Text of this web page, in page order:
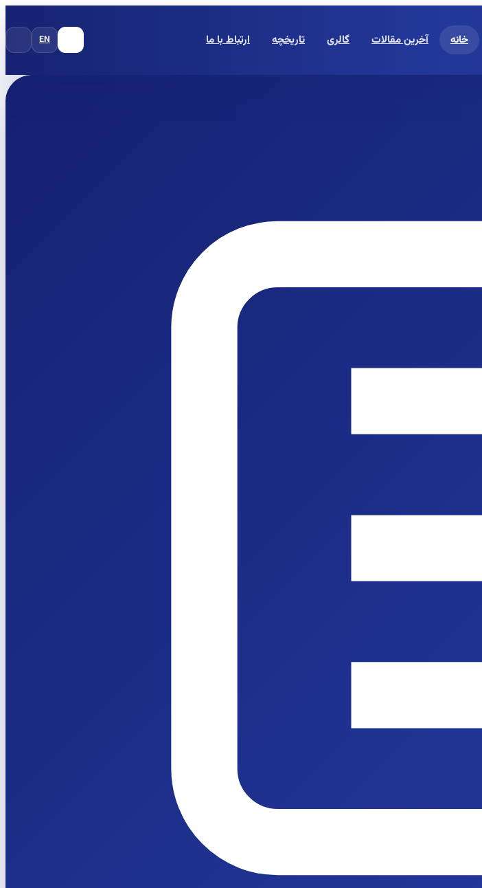
خانه آخرین مقالات گالری تاریخچه ارتباط با ما EN